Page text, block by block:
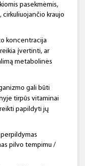
pasekmėmis,
kraujo
koncentracija
įvertinti, ar
metabolinės
gali būti
tirpūs vitaminai
papildyti jų
pilvo tempimu /